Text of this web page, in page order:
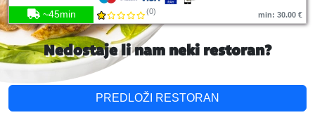
~45min (0) min: 30.00 €
Nedostaje li nam neki restoran?
PREDLOŽI RESTORAN